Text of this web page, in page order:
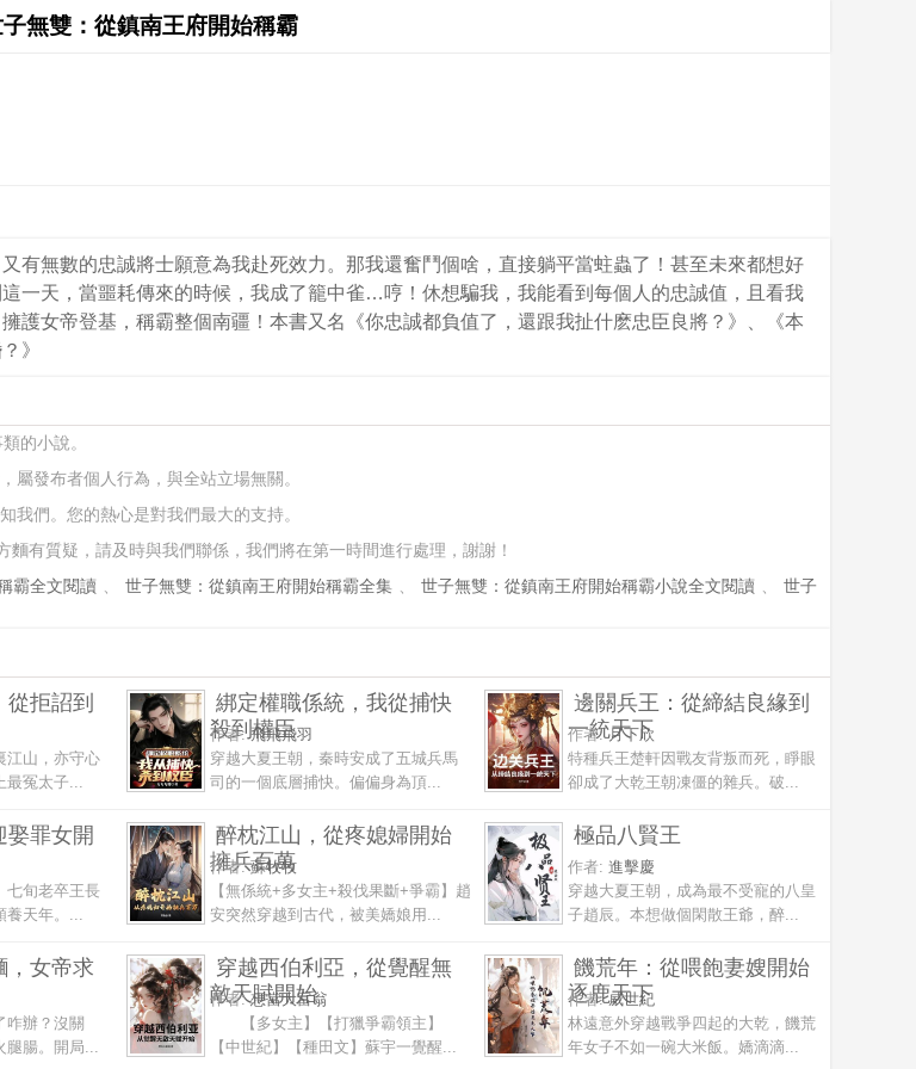
無雙：從鎮南王府開始稱霸
有無數的忠誠將士願意為我赴死效力。那我還奮鬥個啥，直接躺平當蛀蟲了！甚至未來都想好
一天，當噩耗傳來的時候，我成了籠中雀…哼！休想騙我，我能看到每個人的忠誠值，且看我
護女帝登基，稱霸整個南疆！本書又名《你忠誠都負值了，還跟我扯什麽忠臣良將？》、《本
》
的小說。
屬發布者個人行為，與全站立場無關。
我們。您的熱心是對我們最大的支持。
麵有質疑，請及時與我們聯係，我們將在第一時間進行處理，謝謝！
霸全文閱讀 、 世子無雙：從鎮南王府開始稱霸全集 、 世子無雙：從鎮南王府開始稱霸小說全文閱讀 、
世子
拒詔到
江山，亦守心
最冤太子...
綁定權職係統，我從捕快
殺到權臣
作者:飛飛飛羽
穿越大夏王朝，秦時安成了五城兵馬
司的一個底層捕快。偏偏身為頂...
邊關兵王：從締結良緣到
一統天下
作者:月下欣
特種兵王楚軒因戰友背叛而死，睜眼
卻成了大乾王朝凍僵的雜兵。破...
娶罪女開
七旬老卒王長
養天年。...
醉枕江山，從疼媳婦開始
擁兵百萬
作者:蘇牧牧
【無係統+多女主+殺伐果斷+爭霸】趙
安突然穿越到古代，被美嬌娘用...
極品八賢王
作者: 進擊慶
穿越大夏王朝，成為最不受寵的八皇
子趙辰。本想做個閑散王爺，醉...
，女帝求
咋辦？沒關
腿腸。開局...
穿越西伯利亞，從覺醒無
敵天賦開始
作者:想當大富翁
【多女主】【打獵爭霸領主】
【中世紀】【種田文】蘇宇一覺醒...
饑荒年：從喂飽妻嫂開始
逐鹿天下
作者:威世紀
林遠意外穿越戰爭四起的大乾，饑荒
年女子不如一碗大米飯。嬌滴滴...